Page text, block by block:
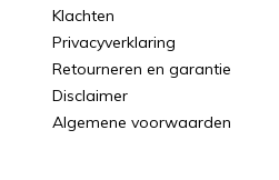
Klachten
Privacyverklaring
Retourneren en garantie
Disclaimer
Algemene voorwaarden